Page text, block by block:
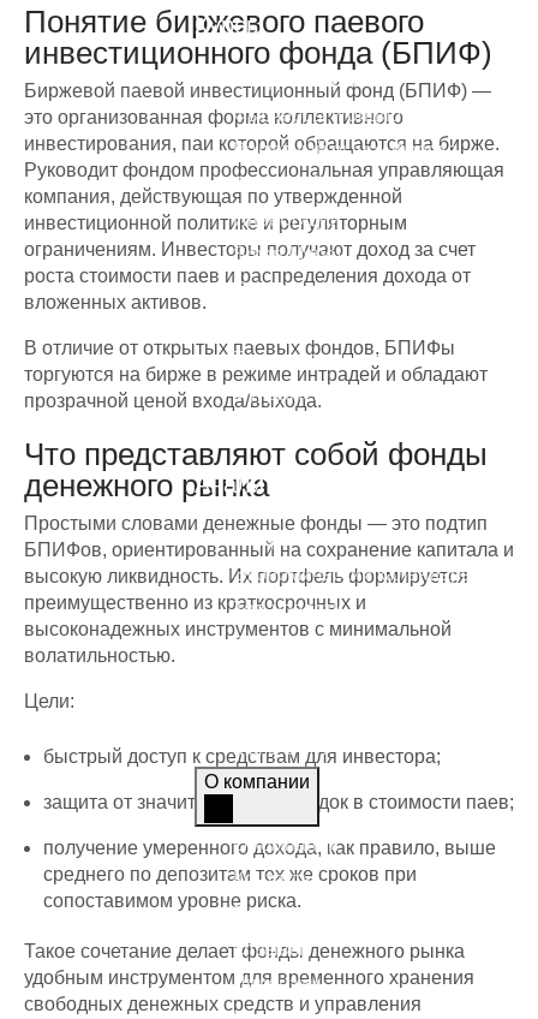
Курсы
Фондовый рынок
Фьючерсы и опционы
Валютный рынок Форекс
Товарный рынок
Инвестиции
Smart Money
Криптовалюты
Торговые стратегии
Фундаментальный анализ
Аналитика
Графики
Экономический календарь
Топ-новости
Статьи
Мы в СМИ
О компании
О компании
Контакты
Вопрос-ответ
Отзывы
Лицензии
Понятие биржевого паевого
инвестиционного фонда (БПИФ)
Биржевой паевой инвестиционный фонд (БПИФ) —
это организованная форма коллективного
инвестирования, паи которой обращаются на бирже.
Руководит фондом профессиональная управляющая
компания, действующая по утвержденной
инвестиционной политике и регуляторным
ограничениям. Инвесторы получают доход за счет
роста стоимости паев и распределения дохода от
вложенных активов.
В отличие от открытых паевых фондов, БПИФы
торгуются на бирже в режиме интрадей и обладают
прозрачной ценой входа/выхода.
Что представляют собой фонды
денежного рынка
Простыми словами денежные фонды — это подтип
БПИФов, ориентированный на сохранение капитала и
высокую ликвидность. Их портфель формируется
преимущественно из краткосрочных и
высоконадежных инструментов с минимальной
волатильностью.
Цели:
быстрый доступ к средствам для инвестора;
защита от значительных просадок в стоимости паев;
получение умеренного дохода, как правило, выше
среднего по депозитам тех же сроков при
сопоставимом уровне риска.
Такое сочетание делает фонды денежного рынка
удобным инструментом для временного хранения
свободных денежных средств и управления